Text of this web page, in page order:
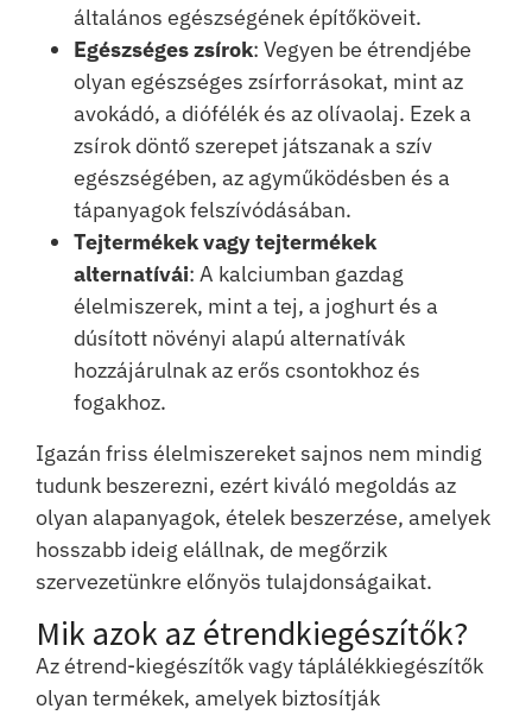
általános egészségének építőköveit.
Egészséges zsírok: Vegyen be étrendjébe
olyan egészséges zsírforrásokat, mint az
avokádó, a diófélék és az olívaolaj. Ezek a
zsírok döntő szerepet játszanak a szív
egészségében, az agyműködésben és a
tápanyagok felszívódásában.
Tejtermékek vagy tejtermékek
alternatívái: A kalciumban gazdag
élelmiszerek, mint a tej, a joghurt és a
dúsított növényi alapú alternatívák
hozzájárulnak az erős csontokhoz és
fogakhoz.
Igazán friss élelmiszereket sajnos nem mindig
tudunk beszerezni, ezért kiváló megoldás az
olyan alapanyagok, ételek beszerzése, amelyek
hosszabb ideig elállnak, de megőrzik
szervezetünkre előnyös tulajdonságaikat.
Mik azok az étrendkiegészítők?
Az étrend-kiegészítők vagy táplálékkiegészítők
olyan termékek, amelyek biztosítják